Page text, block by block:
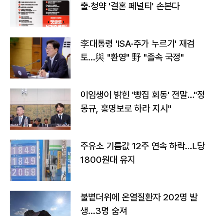
출·청약 '결혼 페널티' 손본다
李대통령 'ISA·주가 누르기' 재검
토…與 "환영" 野 "졸속 국정"
이임생이 밝힌 '빵집 회동' 전말…"정
몽규, 홍명보로 하라 지시"
주유소 기름값 12주 연속 하락…L당
1800원대 유지
불볕더위에 온열질환자 202명 발
생…3명 숨져